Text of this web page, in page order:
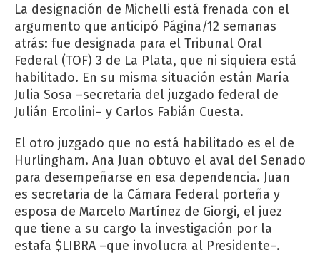
La designación de Michelli está frenada con el
argumento que anticipó Página/12 semanas
atrás: fue designada para el Tribunal Oral
Federal (TOF) 3 de La Plata, que ni siquiera está
habilitado. En su misma situación están María
Julia Sosa –secretaria del juzgado federal de
Julián Ercolini– y Carlos Fabián Cuesta.
El otro juzgado que no está habilitado es el de
Hurlingham. Ana Juan obtuvo el aval del Senado
para desempeñarse en esa dependencia. Juan
es secretaria de la Cámara Federal porteña y
esposa de Marcelo Martínez de Giorgi, el juez
que tiene a su cargo la investigación por la
estafa $LIBRA –que involucra al Presidente–.